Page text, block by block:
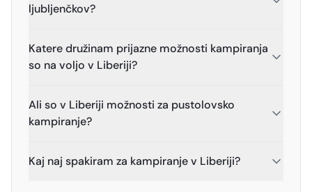
ljubljenčkov?
Katere družinam prijazne možnosti kampiranja
so na voljo v Liberiji?
Ali so v Liberiji možnosti za pustolovsko
kampiranje?
Kaj naj spakiram za kampiranje v Liberiji?